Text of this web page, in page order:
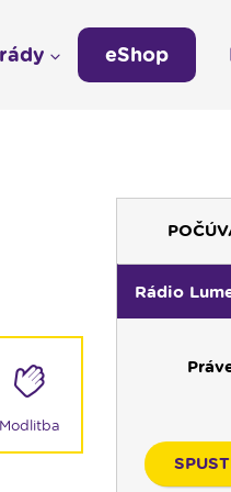
Modlitba
Rádio
eShop